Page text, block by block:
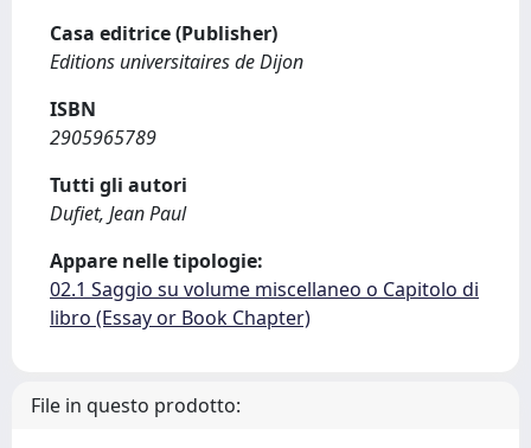
Casa editrice (Publisher)
Editions universitaires de Dijon
ISBN
2905965789
Tutti gli autori
Dufiet, Jean Paul
Appare nelle tipologie:
02.1 Saggio su volume miscellaneo o Capitolo di
libro (Essay or Book Chapter)
File in questo prodotto: